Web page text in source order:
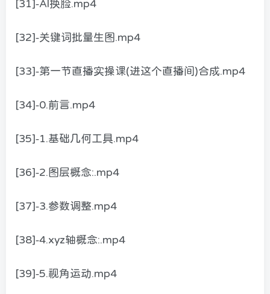
[31]-Al换脸.mp4
[32]-关键词批量生图.mp4
[33]-第一节直播实操课(进这个直播间)合成.mp4
[34]-0.前言.mp4
[35]-1.基础几何工具.mp4
[36]-2.图层概念:.mp4
[37]-3.参数调整.mp4
[38]-4.xyz轴概念:.mp4
[39]-5.视角运动.mp4